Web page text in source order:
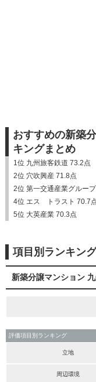
おすすめの新築
キングまとめ
1位 九州旅客鉄道 73.2点
2位 穴吹興産 71.8点
2位 第一交通産業グルー
4位 エス トラスト 70.7
5位 大英産業 70.3点
項目別ランキン
新築分譲マンション 九
評価項目別ランキング
立地
周辺環境